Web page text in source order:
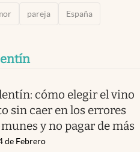
pareja España
cómo elegir el vino
sin caer en los errores
y no pagar de más
de Febrero